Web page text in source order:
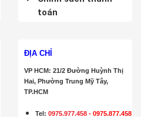
toán
ĐỊA CHỈ
VP HCM: 21/2 Đường Huỳnh Thị
Hai, Phường Trung Mỹ Tây,
TP.HCM
Tel:0975.977.458 -0975.877.458